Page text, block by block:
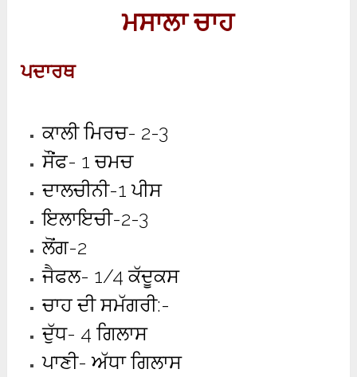
ਮਸਾਲਾ ਚਾਹ
ਪਦਾਰਥ
ਕਾਲੀ ਮਿਰਚ- 2-3
ਸੌਂਫ- 1 ਚਮਚ
ਦਾਲਚੀਨੀ-1 ਪੀਸ
ਇਲਾਇਚੀ-2-3
ਲੋਂਗ-2
ਜੈਫਲ- 1/4 ਕੱਦੂਕਸ
ਚਾਹ ਦੀ ਸਮੱਗਰੀ:-
ਦੁੱਧ- 4 ਗਿਲਾਸ
ਪਾਣੀ- ਅੱਧਾ ਗਿਲਾਸ